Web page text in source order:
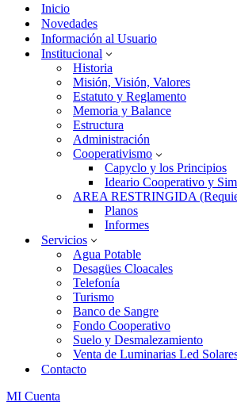
Inicio
Novedades
Información al Usuario
Institucional
Historia
Misión, Visión, Valores
Estatuto y Reglamento
Memoria y Balance
Estructura
Administración
Cooperativismo
Capyclo y los Principios
Ideario Cooperativo y
AREA RESTRINGIDA
Planos
Informes
Servicios
Agua Potable
Desagües Cloacales
Telefonía
Turismo
Banco de Sangre
Fondo Cooperativo
Suelo y Desmalezamiento
Venta de Luminarias Led
Contacto
MI Cuenta